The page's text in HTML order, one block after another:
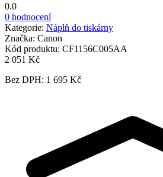
0.0
0 hodnocení
Kategorie: Náplň do tiskárny
Značka: Canon
Kód produktu: CF1156C005AA
2 051 Kč
Bez DPH: 1 695 Kč